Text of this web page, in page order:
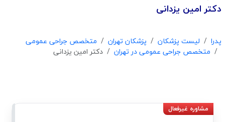
دکتر امین یزدانی
پدرا لیست پزشکان پزشکان تهران
متخصص جراحی عمومی
متخصص جراحی عمومی در تهران
دکتر امین یزدانی